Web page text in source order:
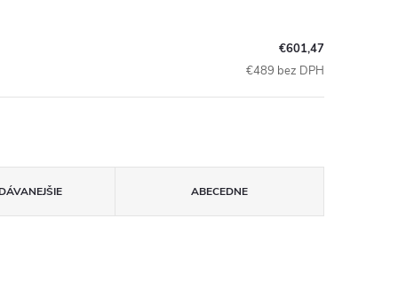
€601,47
€489 bez DPH
ABECEDNE